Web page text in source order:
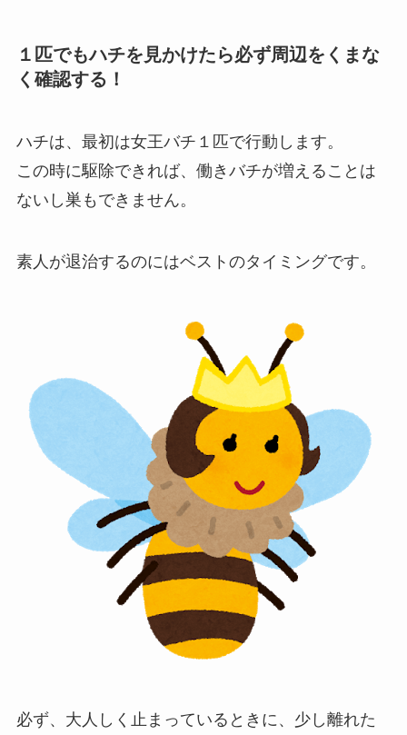
１匹でもハチを見かけたら必ず周辺をくまな
く確認する！
ハチは、最初は女王バチ１匹で行動します。
この時に駆除できれば、働きバチが増えることは
ないし巣もできません。
素人が退治するのにはベストのタイミングです。
必ず、大人しく止まっているときに、少し離れた